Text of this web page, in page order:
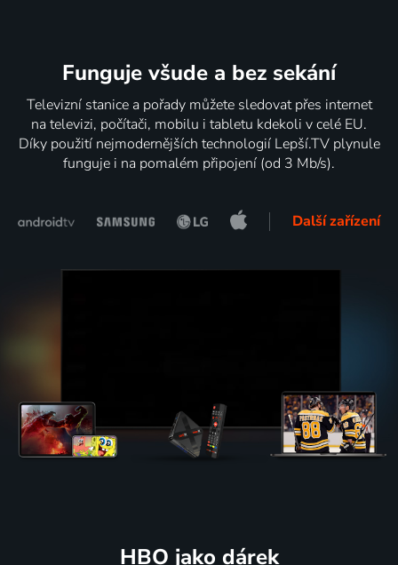
Funguje všude a bez sekání
Televizní stanice a pořady můžete sledovat přes internet
na televizi, počítači, mobilu i tabletu kdekoli v celé EU.
Díky použití nejmodernějších technologií Lepší.TV plynule
funguje i na pomalém připojení (od 3 Mb/s).
Další zařízení
HBO jako dárek